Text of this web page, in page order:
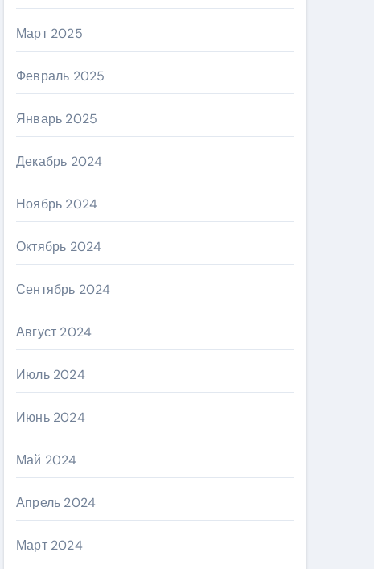
Март 2025
Февраль 2025
Январь 2025
Декабрь 2024
Ноябрь 2024
Октябрь 2024
Сентябрь 2024
Август 2024
Июль 2024
Июнь 2024
Май 2024
Апрель 2024
Март 2024